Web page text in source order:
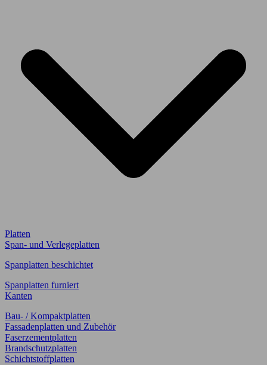
Platten
Span- und Verlegeplatten
Spanplatten beschichtet
Spanplatten furniert
Kanten
Bau- / Kompaktplatten
Fassadenplatten und Zubehör
Faserzementplatten
Brandschutzplatten
Schichtstoffplatten